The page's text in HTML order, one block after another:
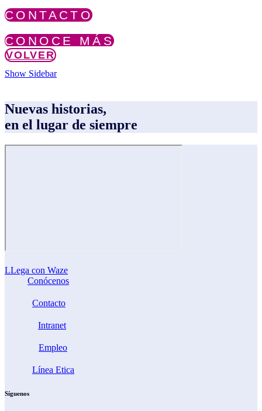
CONTACTO
CONOCE MÁS
VOLVER
Show Sidebar
Nuevas historias,
en el lugar de siempre
LLega con Waze
Conócenos
Contacto
Intranet
Empleo
Línea Etica
Síguenos